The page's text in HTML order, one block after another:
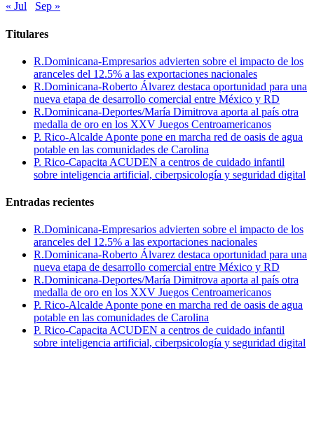
« Jul
Sep »
Titulares
R.Dominicana-Empresarios advierten sobre el impacto de los
aranceles del 12.5% a las exportaciones nacionales
R.Dominicana-Roberto Álvarez destaca oportunidad para una
nueva etapa de desarrollo comercial entre México y RD
R.Dominicana-Deportes/María Dimitrova aporta al país otra
medalla de oro en los XXV Juegos Centroamericanos
P. Rico-Alcalde Aponte pone en marcha red de oasis de agua
potable en las comunidades de Carolina
P. Rico-Capacita ACUDEN a centros de cuidado infantil
sobre inteligencia artificial, ciberpsicología y seguridad digital
Entradas recientes
R.Dominicana-Empresarios advierten sobre el impacto de los
aranceles del 12.5% a las exportaciones nacionales
R.Dominicana-Roberto Álvarez destaca oportunidad para una
nueva etapa de desarrollo comercial entre México y RD
R.Dominicana-Deportes/María Dimitrova aporta al país otra
medalla de oro en los XXV Juegos Centroamericanos
P. Rico-Alcalde Aponte pone en marcha red de oasis de agua
potable en las comunidades de Carolina
P. Rico-Capacita ACUDEN a centros de cuidado infantil
sobre inteligencia artificial, ciberpsicología y seguridad digital